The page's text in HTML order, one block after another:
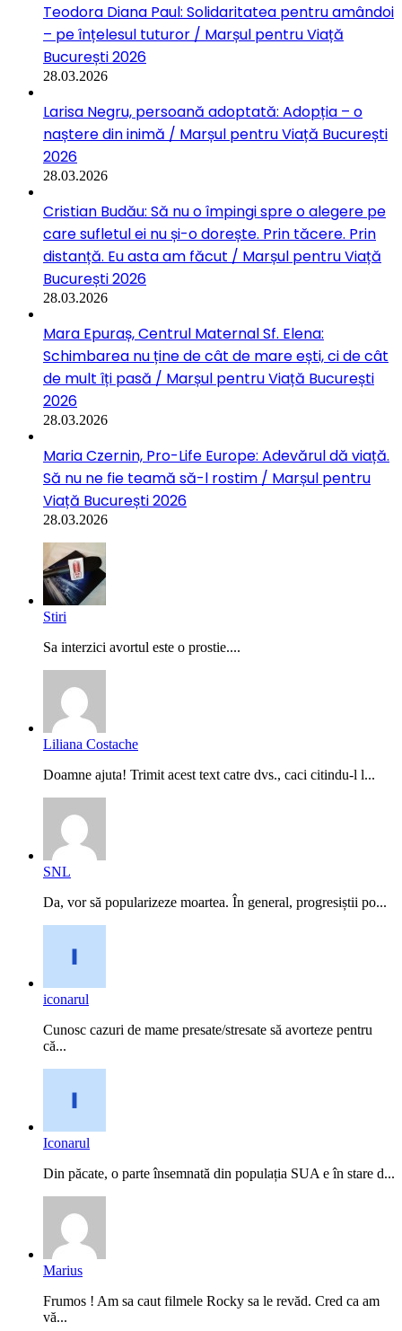
Teodora Diana Paul: Solidaritatea pentru amândoi
– pe înțelesul tuturor / Marșul pentru Viață
București 2026
28.03.2026
Larisa Negru, persoană adoptată: Adopția – o
naștere din inimă / Marșul pentru Viață București
2026
28.03.2026
Cristian Budău: Să nu o împingi spre o alegere pe
care sufletul ei nu și-o dorește. Prin tăcere. Prin
distanță. Eu asta am făcut / Marșul pentru Viață
București 2026
28.03.2026
Mara Epuraș, Centrul Maternal Sf. Elena:
Schimbarea nu ține de cât de mare ești, ci de cât
de mult îți pasă / Marșul pentru Viață București
2026
28.03.2026
Maria Czernin, Pro-Life Europe: Adevărul dă viață.
Să nu ne fie teamă să-l rostim / Marșul pentru
Viață București 2026
28.03.2026
Stiri
Sa interzici avortul este o prostie....
Liliana Costache
Doamne ajuta! Trimit acest text catre dvs., caci citindu-l l...
SNL
Da, vor să popularizeze moartea. În general, progresiștii po...
iconarul
Cunosc cazuri de mame presate/stresate să avorteze pentru
că...
Iconarul
Din păcate, o parte însemnată din populația SUA e în stare d...
Marius
Frumos ! Am sa caut filmele Rocky sa le revăd. Cred ca am
vă...